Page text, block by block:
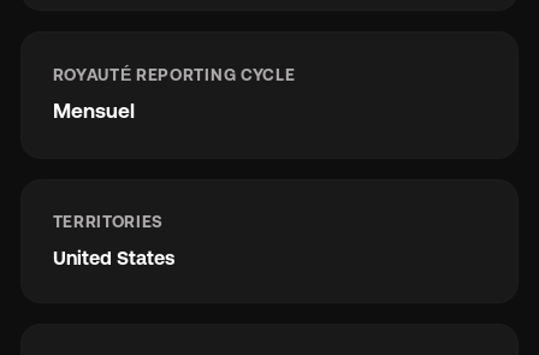
ROYAUTÉ REPORTING CYCLE
Mensuel
TERRITORIES
United States